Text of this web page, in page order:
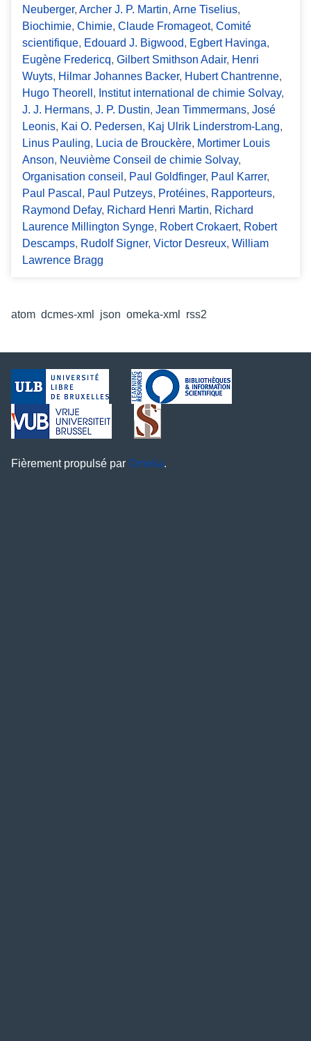
Neuberger, Archer J. P. Martin, Arne Tiselius,
Biochimie, Chimie, Claude Fromageot, Comité
scientifique, Edouard J. Bigwood, Egbert Havinga,
Eugène Fredericq, Gilbert Smithson Adair, Henri
Wuyts, Hilmar Johannes Backer, Hubert Chantrenne,
Hugo Theorell , Institut international de chimie Solvay,
J. J. Hermans, J. P. Dustin, Jean Timmermans, José
Leonis, Kai O. Pedersen, Kaj Ulrik Linderstrom-Lang,
Linus Pauling, Lucia de Brouckère, Mortimer Louis
Anson, Neuvième Conseil de chimie Solvay,
Organisation conseil , Paul Goldfinger, Paul Karrer,
Paul Pascal , Paul Putzeys, Protéines, Rapporteurs,
Raymond Defay, Richard Henri Martin, Richard
Laurence Millington Synge, Robert Crokaert, Robert
Descamps, Rudolf Signer, Victor Desreux, William
Lawrence Bragg
atom dcmes-xml json omeka-xml rss2
Fièrement propulsé par Omeka.